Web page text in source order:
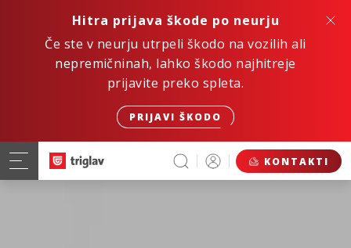
Hitra prijava škode po neurju
Če ste v neurju utrpeli škodo na vozilih ali
nepremičninah, lahko škodo najhitreje
prijavite preko spleta.
PRIJAVI ŠKODO
KONTAKTI